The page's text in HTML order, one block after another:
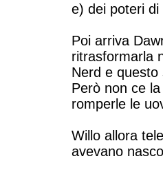
e) dei poteri
Poi arriva
ritrasformarla
Nerd e
Però non ce
romperle le
Willo allora
avevano